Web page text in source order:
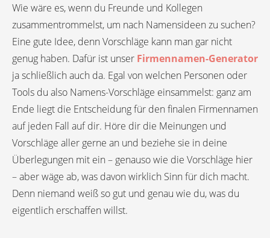
Wie wäre es, wenn du Freunde und Kollegen
zusammentrommelst, um nach Namensideen zu suchen?
Eine gute Idee, denn Vorschläge kann man gar nicht
genug haben. Dafür ist unser Firmennamen-Generator
ja schließlich auch da. Egal von welchen Personen oder
Tools du also Namens-Vorschläge einsammelst: ganz am
Ende liegt die Entscheidung für den finalen Firmennamen
auf jeden Fall auf dir. Höre dir die Meinungen und
Vorschläge aller gerne an und beziehe sie in deine
Überlegungen mit ein – genauso wie die Vorschläge hier
– aber wäge ab, was davon wirklich Sinn für dich macht.
Denn niemand weiß so gut und genau wie du, was du
eigentlich erschaffen willst.